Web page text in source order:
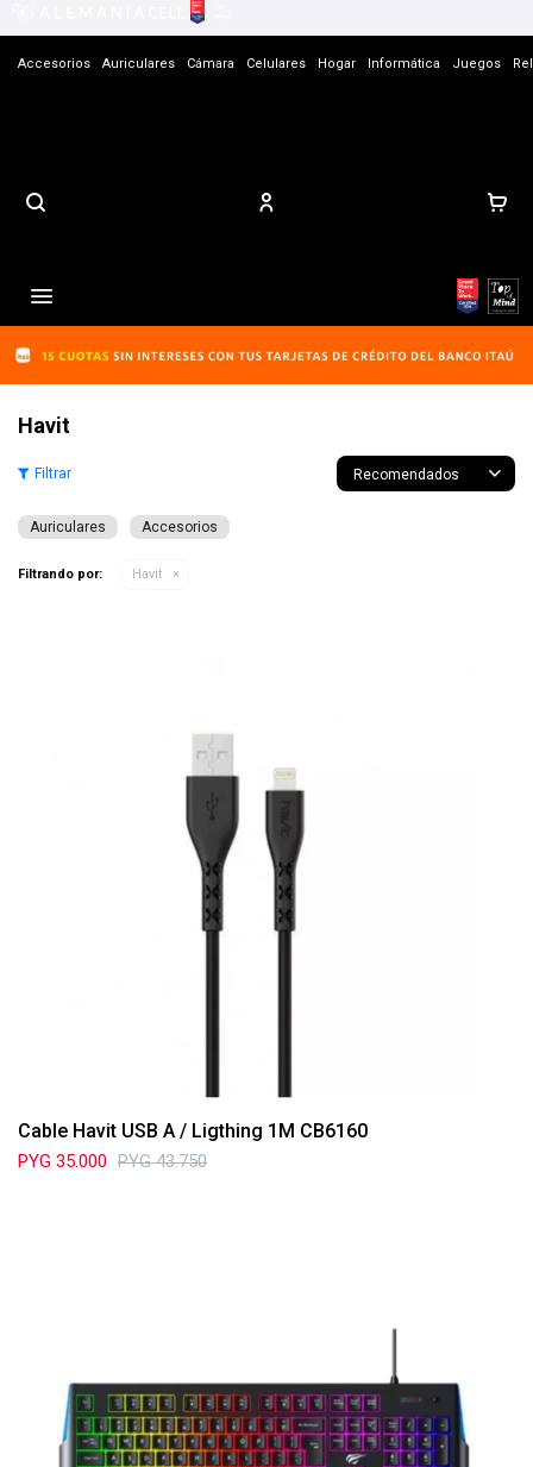
Accesorios Auriculares Cámara Celulares Hogar Informática Juegos

Havit
Recomendados
Auriculares Accesorios
Filtrando por: Havit
Cable Havit USB A / Ligthing 1M CB6160
PYG 35.000 PYG 43.750